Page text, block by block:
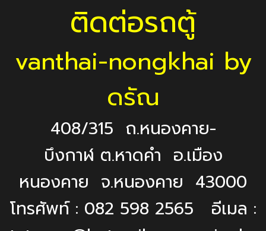
ติดต่อรถตู้
vanthai-nongkhai by
ดรัณ
408/315 ถ.หนองคาย-
บึงกาฬ ต.หาดคำ อ.เมือง
หนองคาย จ.หนองคาย 43000
โทรศัพท์ : 082 598 2565 อีเมล :